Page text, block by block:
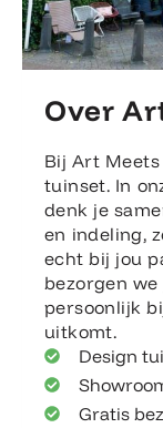
Over
Bij Art
tuinset. In
denk je
en indeling,
echt bij jou
bezorgen
persoonlijk
uitkomt.
Design
Gratis